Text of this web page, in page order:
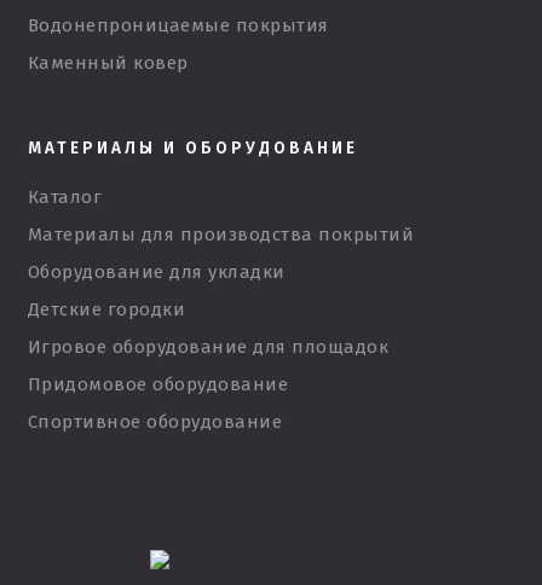
Водонепроницаемые покрытия
Каменный ковер
МАТЕРИАЛЫ И ОБОРУДОВАНИЕ
Каталог
Материалы для производства покрытий
Оборудование для укладки
Детские городки
Игровое оборудование для площадок
Придомовое оборудование
Спортивное оборудование